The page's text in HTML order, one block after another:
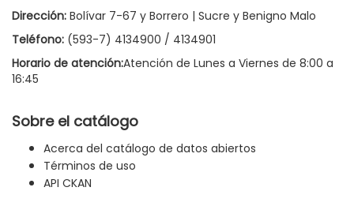
Dirección: Bolívar 7-67 y Borrero | Sucre y Benigno Malo
Teléfono: (593-7) 4134900 / 4134901
Horario de atención:Atención de Lunes a Viernes de 8:00 a
16:45
Sobre el catálogo
Acerca del catálogo de datos abiertos
Términos de uso
API CKAN